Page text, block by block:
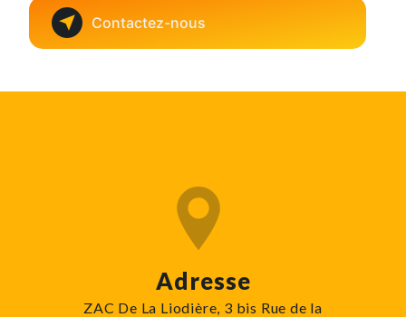
Contactez-nous
Adresse
ZAC De La Liodière, 3 bis Rue de la